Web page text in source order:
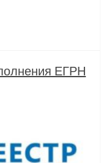
ЕГРН